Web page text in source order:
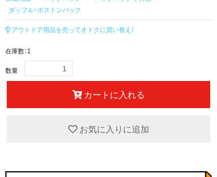
ダッフル・ボストンバック
アウトドア用品を売ってオトクに買い替え！
在庫数：1
数量
カートに入れる
お気に入りに追加